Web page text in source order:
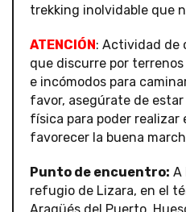
trekking inolvidable que
ATENCIÓN: Actividad de
que discurre por
e incómodos para
favor, asegúrate de
física para poder
favorecer la buena
Punto de encuentro: A
refugio de Lizara, en el